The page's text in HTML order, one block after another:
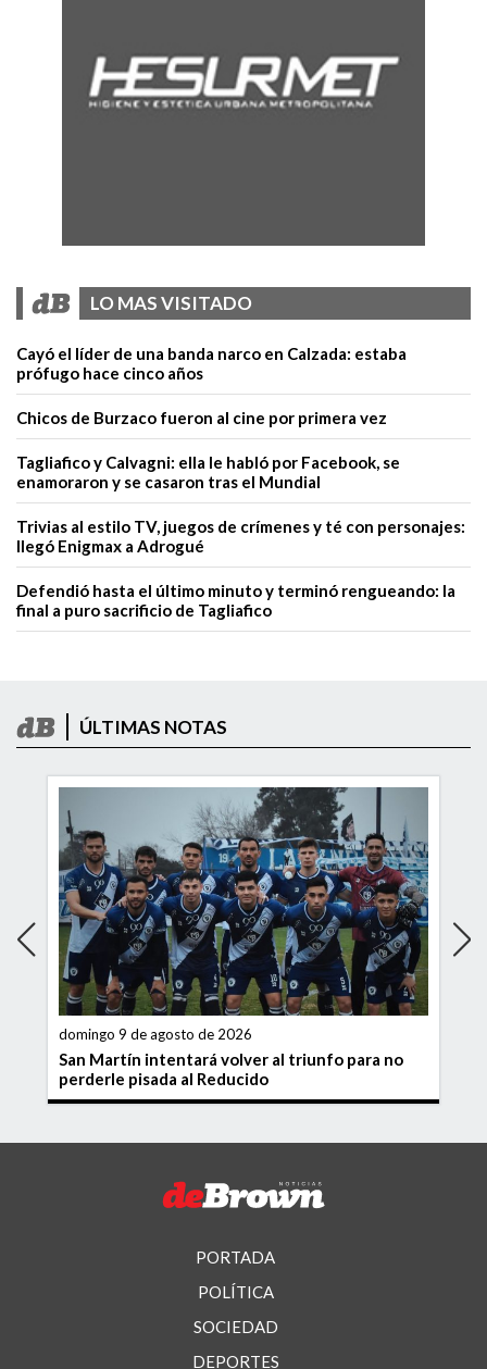
LO MAS VISITADO
Cayó el líder de una banda narco en Calzada: estaba
prófugo hace cinco años
Chicos de Burzaco fueron al cine por primera vez
Tagliafico y Calvagni: ella le habló por Facebook, se
enamoraron y se casaron tras el Mundial
Trivias al estilo TV, juegos de crímenes y té con personajes:
llegó Enigmax a Adrogué
Defendió hasta el último minuto y terminó rengueando: la
final a puro sacrificio de Tagliafico
ÚLTIMAS NOTAS
domingo 9 de agosto de 2026
San Martín intentará volver al triunfo para no
perderle pisada al Reducido
PORTADA
POLÍTICA
SOCIEDAD
DEPORTES